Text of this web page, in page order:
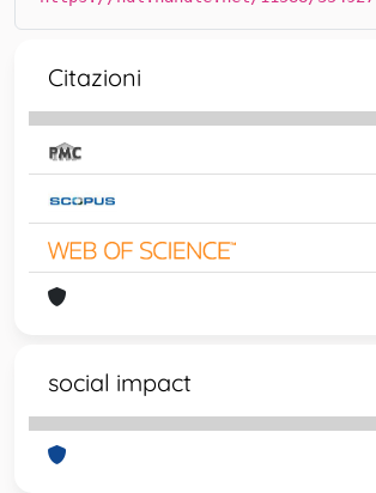
Citazioni
social impact